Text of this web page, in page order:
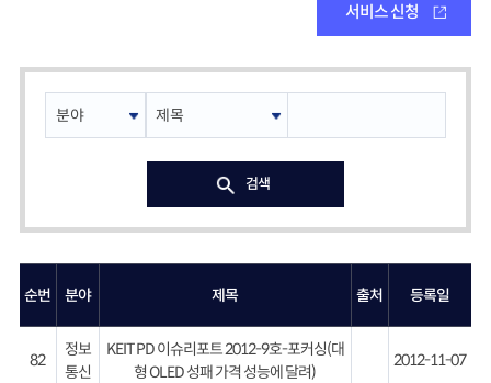
서비스 신청
검색
순번 분야 제목 출처 등록일
82
정보
통신
KEIT PD 이슈리포트 2012-9호-포커싱(대
형 OLED 성패 가격 성능에 달려)
2012-11-07